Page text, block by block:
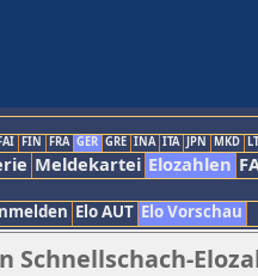
FIN FRA GER GRE INA ITA JPN MKD
Meldekartei Elozahlen
Elo AUT Elo Vorschau